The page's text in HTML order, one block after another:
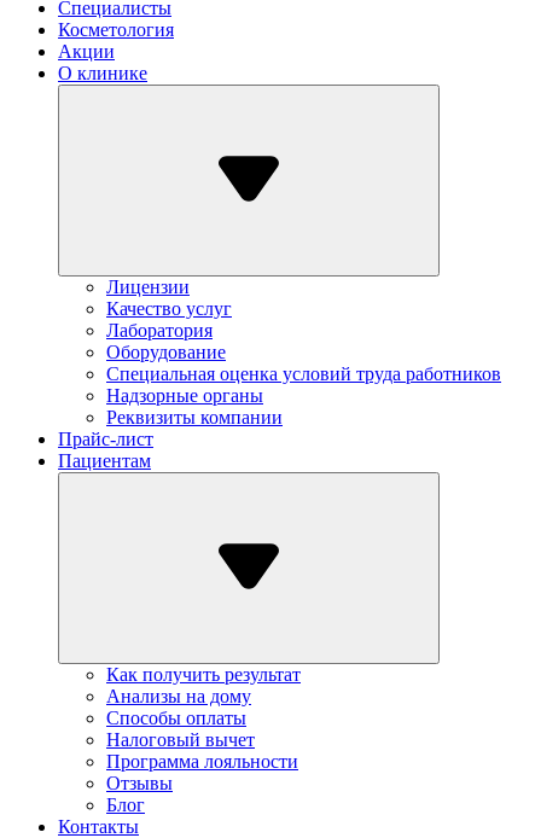
Специалисты
Косметология
Акции
О клинике
Лицензии
Качество услуг
Лаборатория
Оборудование
Специальная оценка условий труда работников
Надзорные органы
Реквизиты компании
Прайс-лист
Пациентам
Как получить результат
Анализы на дому
Способы оплаты
Налоговый вычет
Программа лояльности
Отзывы
Блог
Контакты